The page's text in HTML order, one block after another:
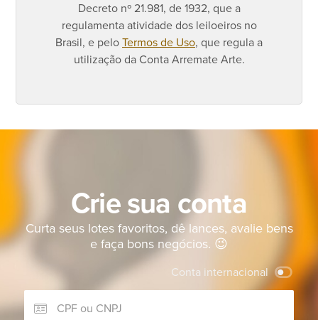
Decreto nº 21.981, de 1932, que a
regulamenta atividade dos leiloeiros no
Brasil, e pelo Termos de Uso, que regula a
utilização da Conta Arremate Arte.
Crie sua conta
Curta seus lotes favoritos, dê lances, avalie bens
e faça bons negócios. 😉
Conta internacional